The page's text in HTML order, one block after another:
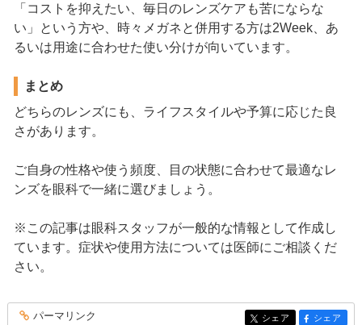
「コストを抑えたい、毎日のレンズケアも苦にならな
い」という方や、時々メガネと併用する方は2Week、あ
るいは用途に合わせた使い分けが向いています。
まとめ
どちらのレンズにも、ライフスタイルや予算に応じた良
さがあります。
ご自身の性格や使う頻度、目の状態に合わせて最適なレ
ンズを眼科で一緒に選びましょう。
※この記事は眼科スタッフが一般的な情報として作成し
ています。症状や使用方法については医師にご相談くだ
さい。
entry240
パーマリンク entry240
シェア entry240
シェア